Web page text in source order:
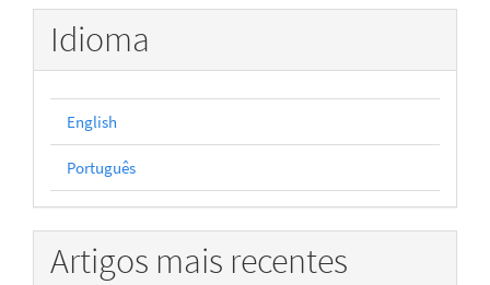
Idioma
English
Português
Artigos mais recentes